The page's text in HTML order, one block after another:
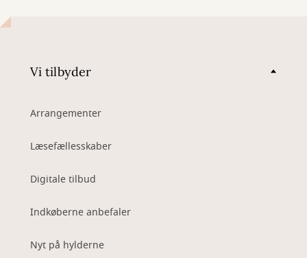
Vi tilbyder
Arrangementer
Læsefællesskaber
Digitale tilbud
Indkøberne anbefaler
Nyt på hylderne